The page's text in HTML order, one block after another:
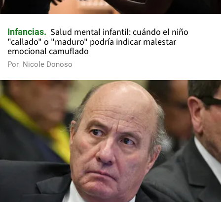
Infancias
Salud mental infantil: cuándo el niño
"callado" o "maduro" podría indicar malestar
emocional camuflado
Por Nicole Donoso